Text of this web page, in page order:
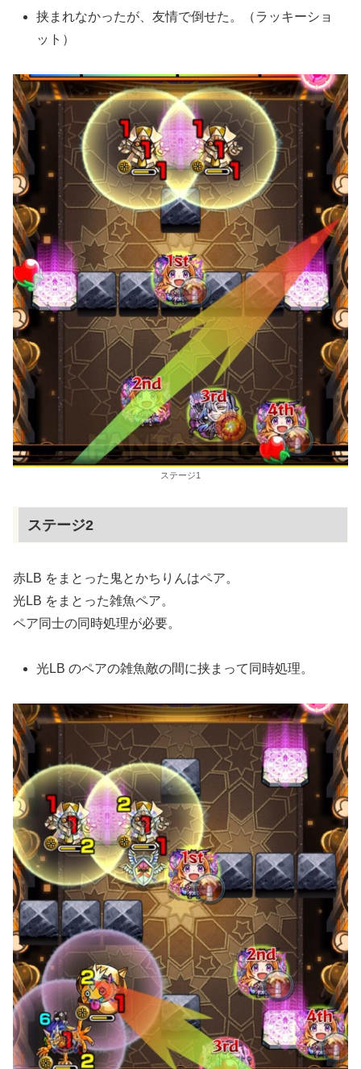
挟まれなかったが、友情で倒せた。（ラッキーショ
ット）
ステージ1
ステージ2
赤LB をまとった鬼とかちりんはペア。
光LB をまとった雑魚ペア。
ペア同士の同時処理が必要。
光LB のペアの雑魚敵の間に挟まって同時処理。